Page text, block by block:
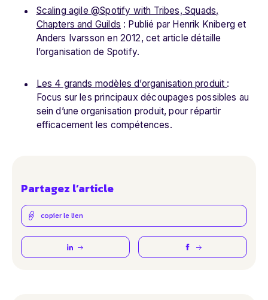
Scaling agile @Spotify with Tribes, Squads,
Chapters and Guilds : Publié par Henrik Kniberg et
Anders Ivarsson en 2012, cet article détaille
l’organisation de Spotify.
Les 4 grands modèles d’organisation produit :
Focus sur les principaux découpages possibles au
sein d’une organisation produit, pour répartir
efficacement les compétences.
Partagez l’article
copier le lien